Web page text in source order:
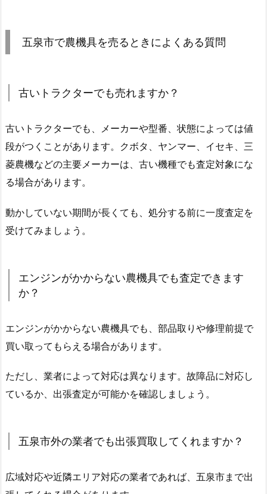
五泉市で農機具を売るときによくある質問
古いトラクターでも売れますか？
古いトラクターでも、メーカーや型番、状態によっては値
段がつくことがあります。クボタ、ヤンマー、イセキ、三
菱農機などの主要メーカーは、古い機種でも査定対象にな
る場合があります。
動かしていない期間が長くても、処分する前に一度査定を
受けてみましょう。
エンジンがかからない農機具でも査定できます
か？
エンジンがかからない農機具でも、部品取りや修理前提で
買い取ってもらえる場合があります。
ただし、業者によって対応は異なります。故障品に対応し
ているか、出張査定が可能かを確認しましょう。
五泉市外の業者でも出張買取してくれますか？
広域対応や近隣エリア対応の業者であれば、五泉市まで出